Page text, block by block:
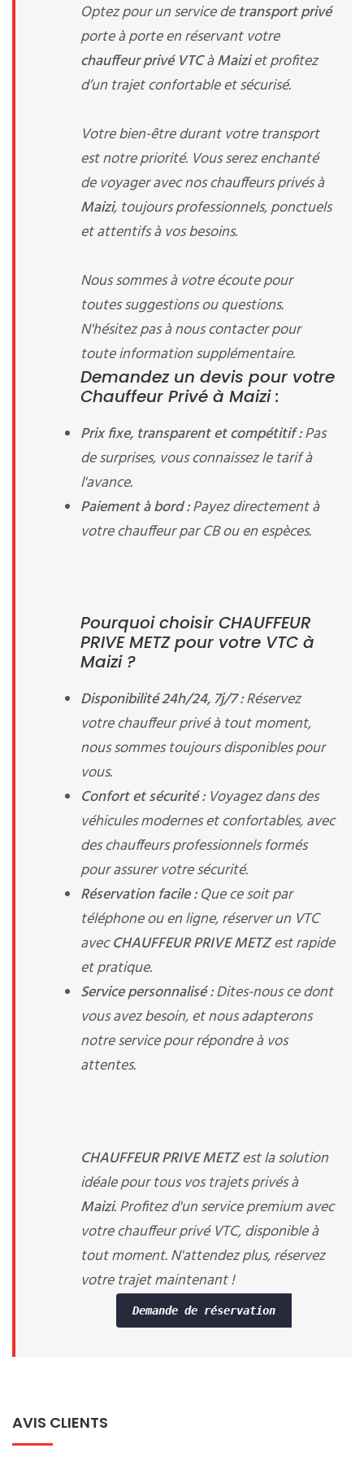
Optez pour un service detransport privé
porte à porte en réservant votre
chauffeur privé VTCàMaiziet profitez
d’un trajet confortable et sécurisé.
Votre bien-être durant votre transport
est notre priorité. Vous serez enchanté
de voyager avec nos chauffeurs privés à
Maizi, toujours professionnels, ponctuels
et attentifs à vos besoins.
Nous sommes à votre écoute pour
toutes suggestions ou questions.
N'hésitez pas à nous contacter pour
toute information supplémentaire.
Demandez un devis pour votre
Chauffeur Privé à Maizi :
Prix fixe, transparent et compétitif :Pas
de surprises, vous connaissez le tarif à
l'avance.
Paiement à bord :Payez directement à
votre chauffeur par CB ou en espèces.
Pourquoi choisir CHAUFFEUR
PRIVE METZ pour votre VTC à
Maizi ?
Disponibilité 24h/24, 7j/7 :Réservez
votre chauffeur privé à tout moment,
nous sommes toujours disponibles pour
vous.
Confort et sécurité :Voyagez dans des
véhicules modernes et confortables, avec
des chauffeurs professionnels formés
pour assurer votre sécurité.
Réservation facile :Que ce soit par
téléphone ou en ligne, réserver un VTC
avecCHAUFFEUR PRIVE METZest rapide
et pratique.
Service personnalisé :Dites-nous ce dont
vous avez besoin, et nous adapterons
notre service pour répondre à vos
attentes.
CHAUFFEUR PRIVE METZest la solution
idéale pour tous vos trajets privés à
Maizi. Profitez d'un service premium avec
votre chauffeur privé VTC, disponible à
tout moment. N'attendez plus, réservez
votre trajet maintenant !
Demande de réservation
AVIS CLIENTS